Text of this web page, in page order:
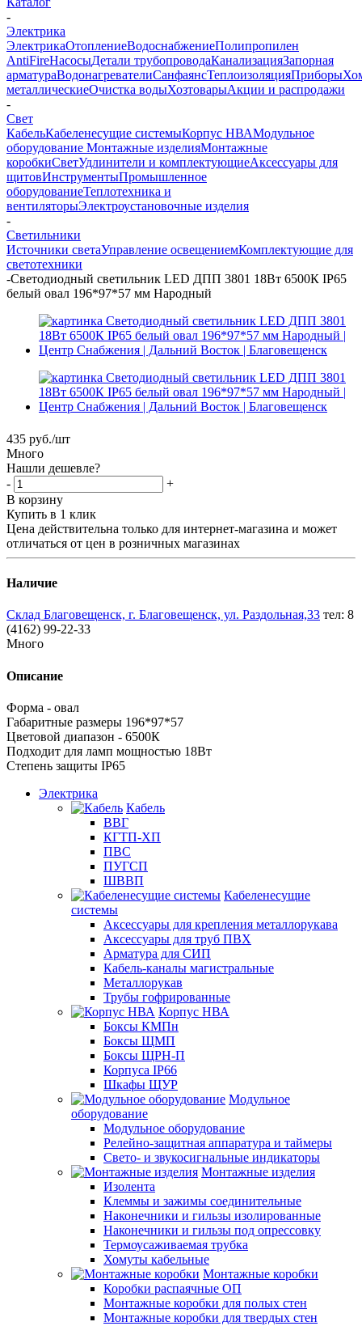
-
Электрика
ЭлектрикаОтоплениеВодоснабжениеПолипропилен
AntiFireНасосыДетали трубопроводаКанализацияЗапорная
арматураВодонагревателиСанфаянсТеплоизоляцияПриборы
металлическиеОчистка водыХозтоварыАкции и распродажи
-
Свет
КабельКабеленесущие системыКорпус НВАМодульное
оборудование Монтажные изделияМонтажные
коробкиСветУдлинители и комплектующиеАксессуары для
щитовИнструментыПромышленное
оборудованиеТеплотехника и
вентиляторыЭлектроустановочные изделия
-
Светильники
Источники светаУправление освещениемКомплектующие для
светотехники
-Светодиодный светильник LED ДПП 3801 18Вт 6500К IP65
белый овал 196*97*57 мм Народный
435 руб./шт
Много
Нашли дешевле?
-
+
В корзину
Купить в 1 клик
Цена действительна только для интернет-магазина и может
отличаться от цен в розничных магазинах
Наличие
Склад Благовещенск, г. Благовещенск, ул. Раздольная,33 тел: 8
(4162) 99-22-33
Много
Описание
Форма - овал
Габаритные размеры 196*97*57
Цветовой диапазон - 6500К
Подходит для ламп мощностью 18Вт
Степень защиты IP65
Электрика
Кабель
ВВГ
КГТП-ХП
ПВС
ПУГСП
ШВВП
Кабеленесущие
системы
Аксессуары для крепления металлорукава
Аксессуары для труб ПВХ
Арматура для СИП
Кабель-каналы магистральные
Металлорукав
Трубы гофрированные
Корпус НВА
Боксы КМПн
Боксы ЩМП
Боксы ЩРН-П
Корпуса IP66
Шкафы ЩУР
Модульное
оборудование
Модульное оборудование
Релейно-защитная аппаратура и таймеры
Свето- и звукосигнальные индикаторы
Монтажные изделия
Изолента
Клеммы и зажимы соединительные
Наконечники и гильзы изолированные
Наконечники и гильзы под опрессовку
Термоусаживаемая трубка
Хомуты кабельные
Монтажные коробки
Коробки распаячные ОП
Монтажные коробки для полых стен
Монтажные коробки для твердых стен